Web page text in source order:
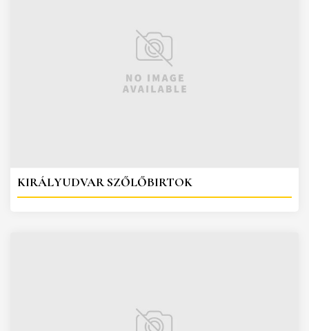
KIRÁLYUDVAR SZŐLŐBIRTOK